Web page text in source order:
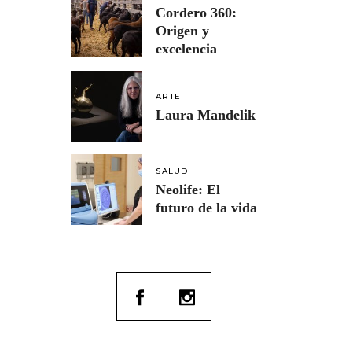
Cordero 360:
Origen y
excelencia
ARTE
Laura Mandelik
SALUD
Neolife: El
futuro de la vida